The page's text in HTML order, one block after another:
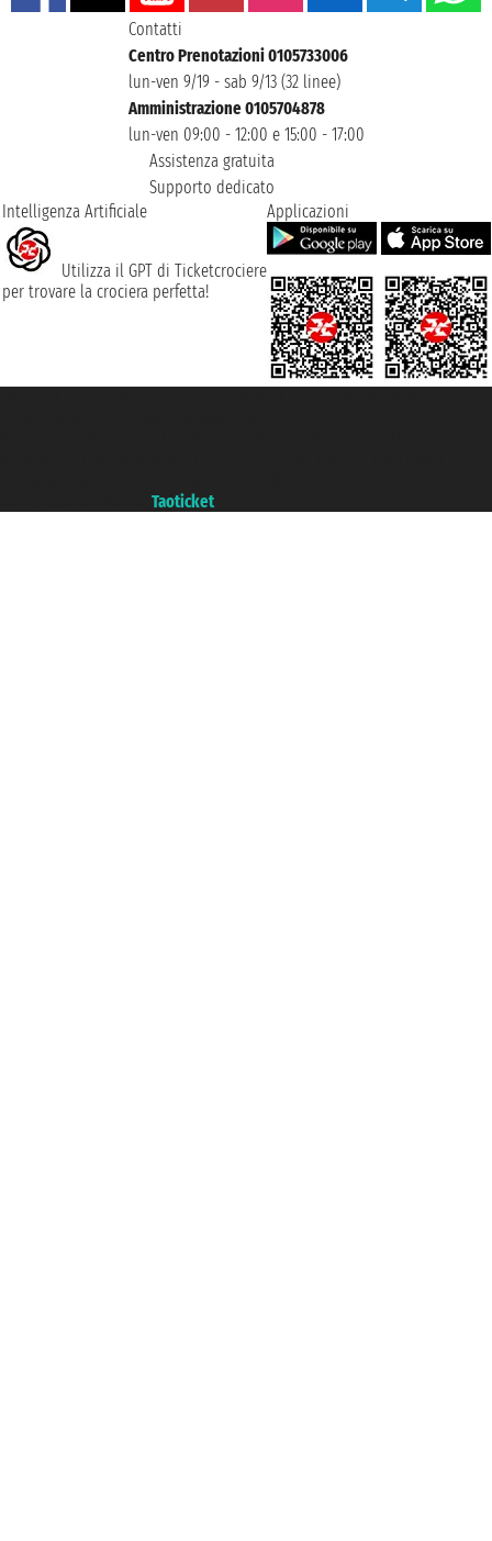
Contatti
Centro Prenotazioni 0105733006
lun-ven 9/19 - sab 9/13 (32 linee)
Amministrazione 0105704878
lun-ven 09:00 - 12:00 e 15:00 - 17:00
Assistenza gratuita
Supporto dedicato
Intelligenza Artificiale
Utilizza il GPT di Ticketcrociere
per trovare la crociera perfetta!
Applicazioni
Taoticket